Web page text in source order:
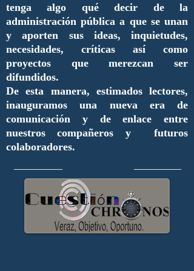
tenga algo qué decir de la
administración pública a que se unan
y aporten sus ideas, inquietudes,
necesidades, críticas así como
proyectos que merezcan ser
difundidos.
De esta manera, estimados lectores,
inauguramos una nueva era de
comunicación y de enlace entre
nuestros compañeros y futuros
colaboradores.